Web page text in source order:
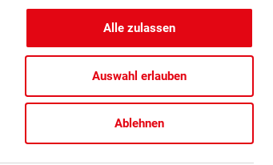
Alle zulassen
Auswahl erlauben
Ablehnen